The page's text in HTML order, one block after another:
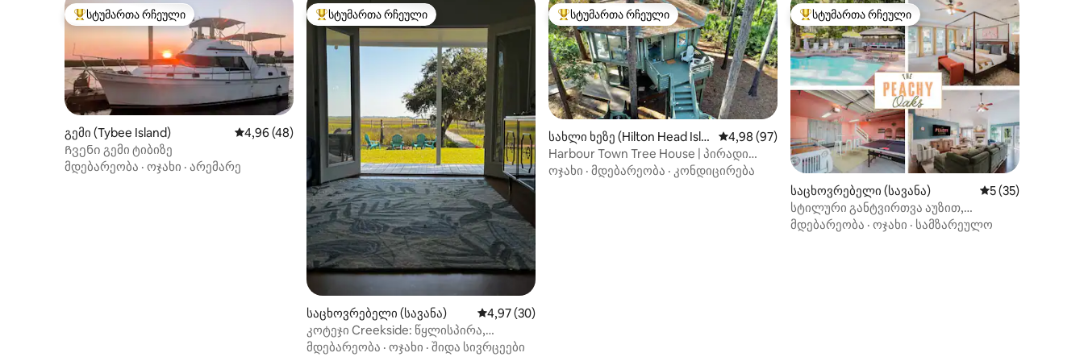
სტუმართა რჩეული მოწინავე ვარიანტი
სტუმართა რჩეული
გემი (Tybee Island) საშუალო შეფასებაა 5‑დან 4,96, 48 მიმოხილვა
4,96 (48)
Ჩვენი გემი ტიბიზე
მდებარეობა · ოჯახი · არემარე
სტუმართა რჩეული მოწინავე ვარიანტი
სტუმართა რჩეული
საცხოვრებელი (სავანა) საშუალო შეფასებაა 5‑დან 4,97, 30 მიმოხილვა
4,97 (30)
კოტეჯი Creekside: წყლისპირა,
სავანასა და ტაიბის კუნძულთან ახლოს
მდებარეობა · ოჯახი · შიდა სივრცეები
სტუმართა რჩეული მოწინავე ვარიანტი
სტუმართა რჩეული
სახლი ხეზე (Hilton Head Isla
nd)
საშუალო შეფასებაა 5‑დან 4,98, 97 მიმოხილვა
4,98 (97)
Harbour Town Tree House | პირადი
ოფისი | HT‑ის აუზი
ოჯახი · მდებარეობა · კონდიცირება
სტუმართა რჩეული მოწინავე ვარიანტი
სტუმართა რჩეული
საცხოვრებელი (სავანა) საშუალო
5 (35)
სტილური განტვირთვა აუზით,
ჰიდრომასაჟიანი ვანით და კარაოკეთი
მდებარეობა · ოჯახი · სამზარეულო